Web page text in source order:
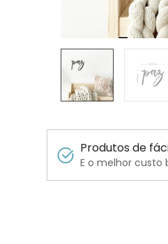
Produtos de
E o melhor custo